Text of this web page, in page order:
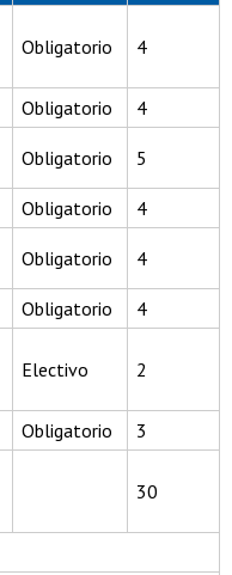
Obligatorio 4
Obligatorio
4
Obligatorio 5
Obligatorio
4
Obligatorio 4
Obligatorio
4
Electivo 2
Obligatorio
3
30